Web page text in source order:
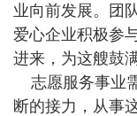
业向前发展。团
爱心企业积极参
进来，为这艘鼓
志愿服务事业
断的接力，从事